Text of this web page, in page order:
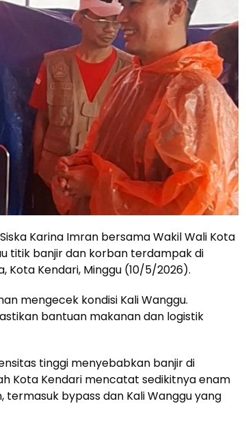
Karina Imran bersama Wakil Wali Kota
titik banjir dan korban terdampak di
Kota Kendari, Minggu (10/5/2026).
mengecek kondisi Kali Wanggu.
bantuan makanan dan logistik
tinggi menyebabkan banjir di
Kota Kendari mencatat sedikitnya enam
bypass dan Kali Wanggu yang